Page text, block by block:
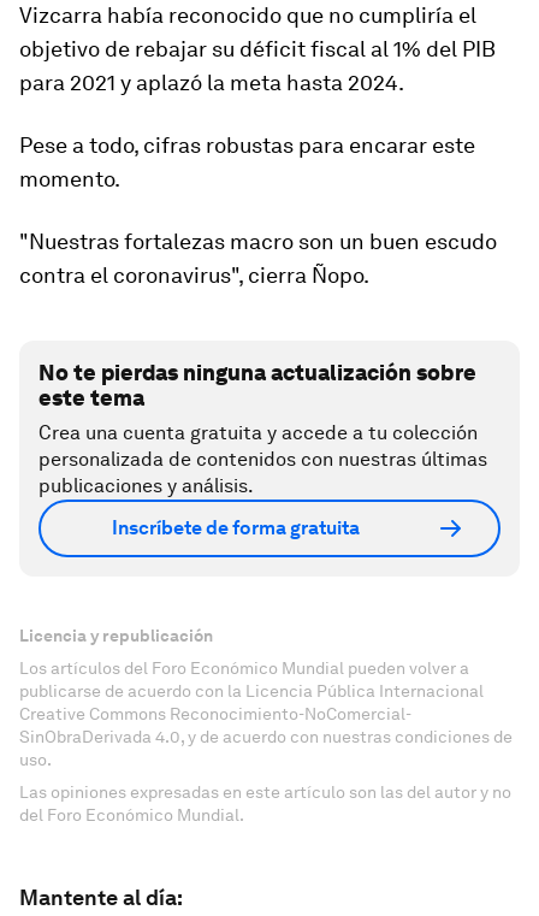
Vizcarra había reconocido que no cumpliría el
objetivo de rebajar su déficit fiscal al 1% del PIB
para 2021 y aplazó la meta hasta 2024.
Pese a todo, cifras robustas para encarar este
momento.
"Nuestras fortalezas macro son un buen escudo
contra el coronavirus", cierra Ñopo.
No te pierdas ninguna actualización sobre
este tema
Crea una cuenta gratuita y accede a tu colección
personalizada de contenidos con nuestras últimas
publicaciones y análisis.
Inscríbete de forma gratuita
Licencia y republicación
Los artículos del Foro Económico Mundial pueden volver a
publicarse de acuerdo con la Licencia Pública Internacional
Creative Commons Reconocimiento-NoComercial-
SinObraDerivada 4.0, y de acuerdo con nuestras condiciones de
uso.
Las opiniones expresadas en este artículo son las del autor y no
del Foro Económico Mundial.
Mantente al día: